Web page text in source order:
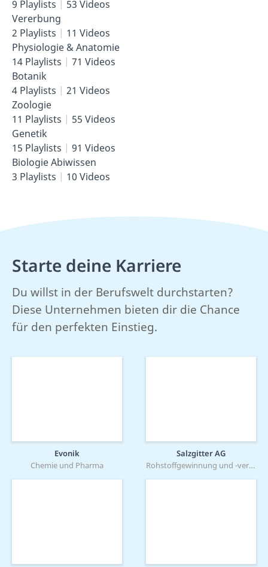
9 Playlists
53 Videos
Vererbung
2 Playlists
11 Videos
Physiologie & Anatomie
14 Playlists
71 Videos
Botanik
4 Playlists
21 Videos
Zoologie
11 Playlists
55 Videos
Genetik
15 Playlists
91 Videos
Biologie Abiwissen
3 Playlists
10 Videos
Starte deine Karriere
Du willst in der Berufswelt durchstarten?
Diese Unternehmen bieten dir die Chance
für den perfekten Einstieg.
Evonik
Chemie und Pharma
Salzgitter AG
Rohstoffgewinnung und -verarbeitung